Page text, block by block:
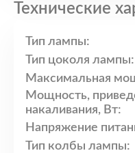
Технические
Тип лампы:
Тип цоколя лампы:
Максимальная
Мощность,
накаливания, Вт:
Напряжение
Тип колбы лампы: